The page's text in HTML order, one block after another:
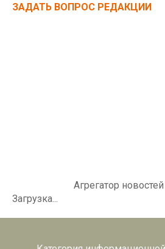
ЗАДАТЬ ВОПРОС РЕДАКЦИИ
Агрегатор
Загрузка...